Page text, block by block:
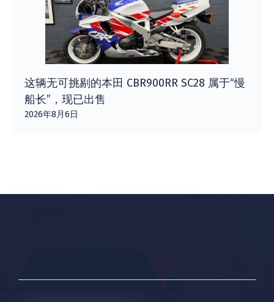
这辆无可挑剔的本田 CBR900RR SC28 属于“慢
船长”，现已出售
2026年8月6日